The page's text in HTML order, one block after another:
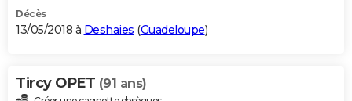
Décès
13/05/2018 à Deshaies (Guadeloupe)
Tircy OPET (91 ans)